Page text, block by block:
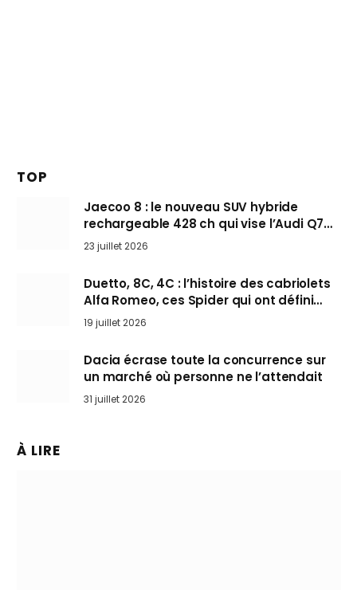
TOP
Jaecoo 8 : le nouveau SUV hybride
rechargeable 428 ch qui vise l’Audi Q7
arrive en Europe cet automne
23 juillet 2026
Duetto, 8C, 4C : l’histoire des cabriolets
Alfa Romeo, ces Spider qui ont défini
l’art de rouler cheveux au vent
19 juillet 2026
Dacia écrase toute la concurrence sur
un marché où personne ne l’attendait
31 juillet 2026
À LIRE